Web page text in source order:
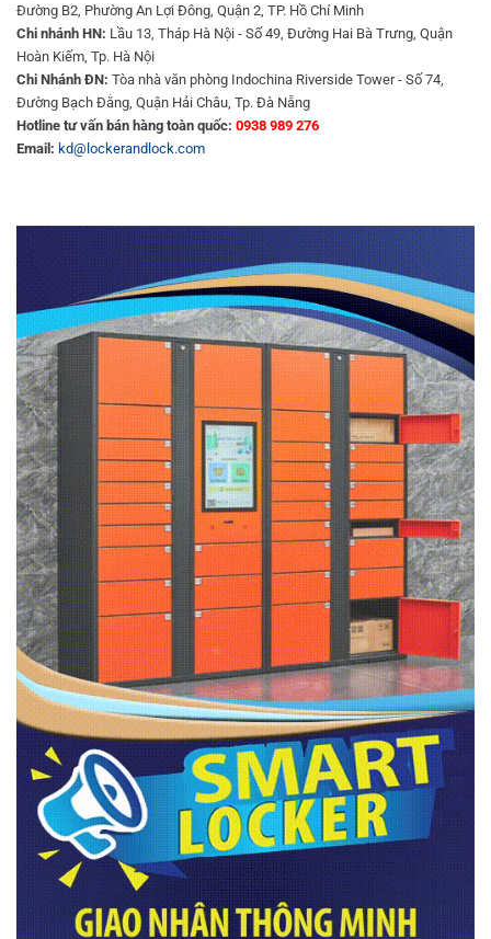
Đường B2, Phường An Lợi Đông, Quận 2, TP. Hồ Chí Minh
Chi nhánh HN: Lầu 13, Tháp Hà Nội - Số 49, Đường Hai Bà Trưng, Quận
Hoàn Kiếm, Tp. Hà Nội
Chi Nhánh ĐN: Tòa nhà văn phòng Indochina Riverside Tower - Số 74,
Đường Bạch Đằng, Quận Hải Châu, Tp. Đà Nẵng
Hotline tư vấn bán hàng toàn quốc: 0938 989 276
Email: kd@lockerandlock.com